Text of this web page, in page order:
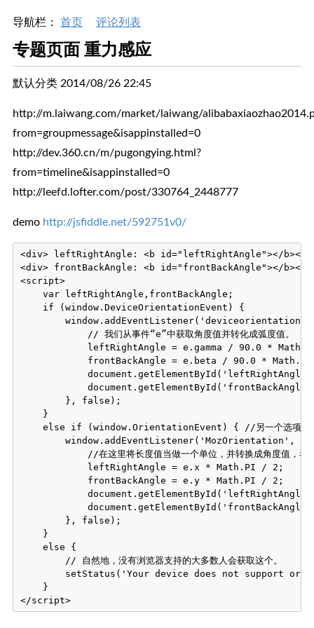
导航栏： 首页 评论列表
专题页面 重力感应
默认分类 2014/08/26 22:45
http://m.laiwang.com/market/laiwang/
from=groupmessage&isappinstalled=0
http://dev.360.cn/m/pugongying.html?
from=timeline&isappinstalled=0
http://leefd.lofter.com/post/330764_2448777
demo http://jsfiddle.net/592751v0/
<div> leftRightAngle: <b id="leftRightAngle"></b></
<div> frontBackAngle: <b id="frontBackAngle"></b></
<script>
    var leftRightAngle,frontBackAngle;
    if (window.DeviceOrientationEvent) {
            // 我们从事件“e”中获取角度值并转化成弧度值。
leftRightAngle = e.gamma / 90.0 *
frontBackAngle = e.beta / 90.0 * Math.PI
        }, false);
    }
else if (window.OrientationEvent) { //另一个选项是
window.addEventListener('MozOrientation',
//在这里将长度值当做一个单位，并转换成角度值，看
            leftRightAngle = e.x * Math.PI / 2;
            frontBackAngle = e.y * Math.PI / 2;
        }, false);
    }
    else {
        // 自然地，没有浏览器支持的大多数人会获取这个。
setStatus('Your device does not support
    }